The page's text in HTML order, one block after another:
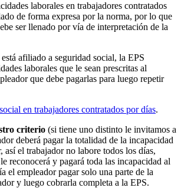
laborales en trabajadores contratados
de forma expresa por la norma, por lo que
ser llenado por vía de interpretación de la
afiliado a seguridad social, la EPS
laborales que le sean prescritas al
que debe pagarlas para luego repetir
en trabajadores contratados por días.
criterio (si tiene uno distinto le invitamos a
deberá pagar la totalidad de la incapacidad
así el trabajador no labore todos los días,
reconocerá y pagará toda las incapacidad al
el empleador pagar solo una parte de la
y luego cobrarla completa a la EPS.